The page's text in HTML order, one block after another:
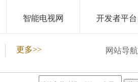
智能电视网 开发者平台
更多>> 网站导航